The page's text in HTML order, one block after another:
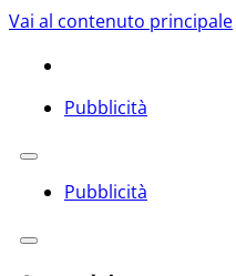
Vai al contenuto principale
Pubblicità
Pubblicità